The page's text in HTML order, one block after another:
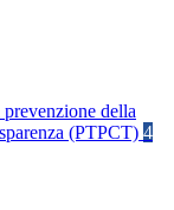
della
(PTPCT) 4